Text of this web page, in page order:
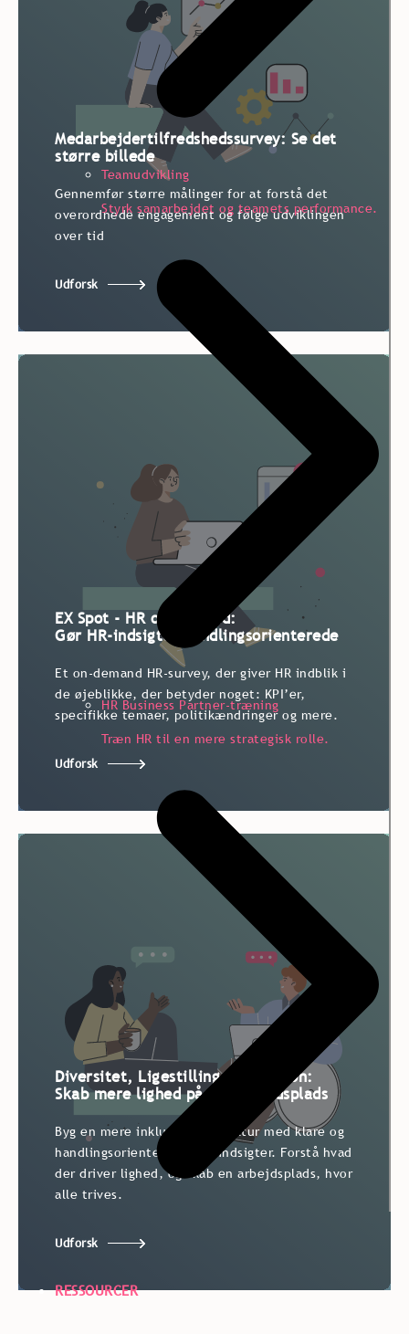
Teamudvikling
Styrk samarbejdet og teamets performance.
HR Business Partner-træning
Træn HR til en mere strategisk rolle.
RESSOURCER
Medarbejdertilfredshedssurvey: Se det
større billede
Gennemfør større målinger for at forstå det
overordnede engagement og følge udviklingen
over tid
Udforsk
Gennemfør større målinger for at forstå det
overordnede engagement og følge udviklingen
over tid
EX Spot - HR on-demand:
Gør HR-indsigter handlingsorienterede
Et on-demand HR-survey, der giver HR indblik i
de øjeblikke, der betyder noget: KPI’er,
specifikke temaer, politikændringer og mere.
Udforsk
Et on-demand HR-survey, der giver HR indblik i
de øjeblikke, der betyder noget: KPI’er,
specifikke temaer, politikændringer og mere.
Diversitet, Ligestilling & Inklusion:
Skab mere lighed på din arbejdsplads
Byg en mere inkluderende kultur med klare og
handlingsorienterede DEI-indsigter. Forstå hvad
der driver lighed, og skab en arbejdsplads, hvor
alle trives.
Udforsk